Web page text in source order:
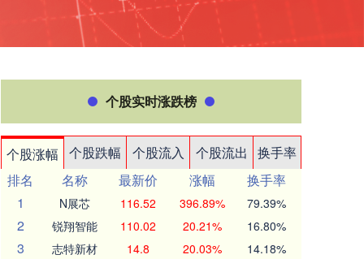
个股实时涨跌榜
个股涨幅 个股跌幅 个股流入 个股流出
换手率
排名
名称 最新价 涨幅
换手率
1
N展芯 116.52 396.89% 79.39%
2 锐翔智能 110.02 20.21% 16.80%
3 志特新材 14.8 20.03% 14.18%